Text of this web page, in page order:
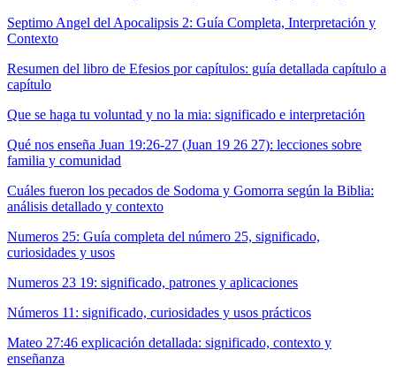
Septimo Angel del Apocalipsis 2: Guía Completa, Interpretación y
Contexto
Resumen del libro de Efesios por capítulos: guía detallada capítulo a
capítulo
Que se haga tu voluntad y no la mia: significado e interpretación
Qué nos enseña Juan 19:26-27 (Juan 19 26 27): lecciones sobre
familia y comunidad
Cuáles fueron los pecados de Sodoma y Gomorra según la Biblia:
análisis detallado y contexto
Numeros 25: Guía completa del número 25, significado,
curiosidades y usos
Numeros 23 19: significado, patrones y aplicaciones
Números 11: significado, curiosidades y usos prácticos
Mateo 27:46 explicación detallada: significado, contexto y
enseñanza